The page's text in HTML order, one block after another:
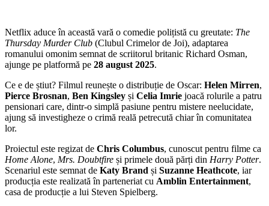
Netflix aduce în această vară o comedie polițistă cu greutate: The
Thursday Murder Club (Clubul Crimelor de Joi), adaptarea
romanului omonim semnat de scriitorul britanic Richard Osman,
ajunge pe platformă pe 28 august 2025.
Ce e de știut? Filmul reunește o distribuție de Oscar: Helen Mirren,
Pierce Brosnan, Ben Kingsley și Celia Imrie joacă rolurile a patru
pensionari care, dintr-o simplă pasiune pentru mistere neelucidate,
ajung să investigheze o crimă reală petrecută chiar în comunitatea
lor.
Proiectul este regizat de Chris Columbus, cunoscut pentru filme ca
Home Alone, Mrs. Doubtfire și primele două părți din Harry Potter.
Scenariul este semnat de Katy Brand și Suzanne Heathcote, iar
producția este realizată în parteneriat cu Amblin Entertainment,
casa de producție a lui Steven Spielberg.